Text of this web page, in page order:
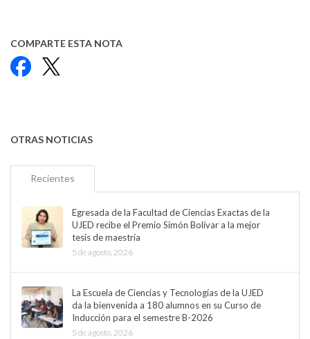
COMPARTE ESTA NOTA
Facebook
OTRAS NOTICIAS
Recientes
Egresada de la Facultad de Ciencias Exactas de la
UJED recibe el Premio Simón Bolívar a la mejor
tesis de maestría
5 de agosto, 2026
La Escuela de Ciencias y Tecnologías de la UJED
da la bienvenida a 180 alumnos en su Curso de
Inducción para el semestre B-2026
5 de agosto, 2026